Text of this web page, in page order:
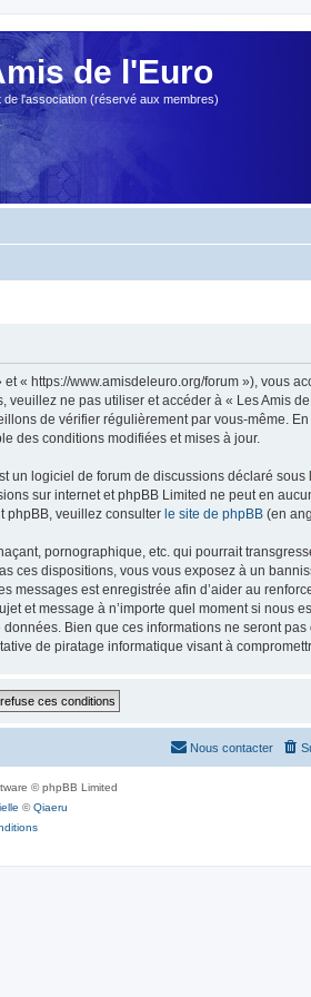
de l'Euro
de l'association (réservé aux membres)
« https://www.amisdeleuro.org/forum »), vous
ne pas utiliser et accéder à « Les Amis
de vérifier régulièrement par vous-même.
des conditions modifiées et mises à jour.
un logiciel de forum de discussions déclaré sous
sur internet et phpBB Limited ne peut en
phpBB, veuillez consulter le site de phpBB (en
pornographique, etc. qui pourrait
ces dispositions, vous vous exposez à un
messages est enregistrée afin d’aider au
et message à n’importe quel moment si nous
Bien que ces informations ne seront
de piratage informatique visant à
Nous contacter
© phpBB Limited
©Qiaeru